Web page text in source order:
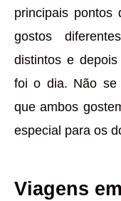
principais pontos
gostos
distintos e
foi o dia. Não se
que ambos
especial para os
Viagens